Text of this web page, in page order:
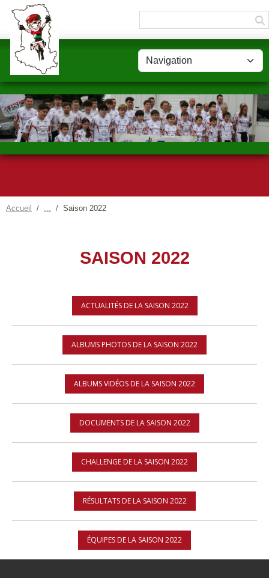
Accueil Saison 2022
SAISON 2022
ACTUALITÉS DE LA SAISON 2022
ALBUMS PHOTOS DE LA SAISON 2022
ALBUMS VIDÉOS DE LA SAISON 2022
DOCUMENTS DE LA SAISON 2022
CHALLENGE DE LA SAISON 2022
RÉSULTATS DE LA SAISON 2022
ÉQUIPES DE LA SAISON 2022
Panneau de gestion des cookies